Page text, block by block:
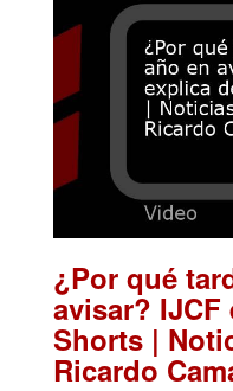
¿Por qué
avisar? IJCF
Shorts |
Ricardo